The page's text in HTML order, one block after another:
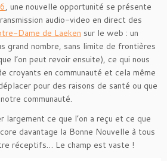
, une nouvelle opportunité se présente
audio-video en direct des
Dame de Laeken sur le web : un
grand nombre, sans limite de frontières
l’on peut revoir ensuite), ce qui nous
croyants en communauté et cela même
pour des raisons de santé ou que
communauté.
largement ce que l’on a reçu et ce que
davantage la Bonne Nouvelle à tous
réceptifs… Le champ est vaste !